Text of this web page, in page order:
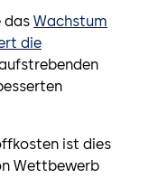
das Wachstum
die
ist dies
Wettbewerb